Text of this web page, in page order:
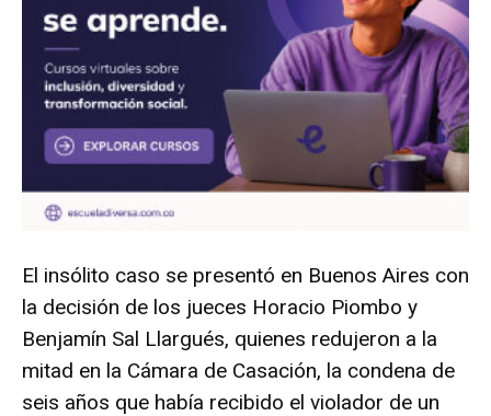
El insólito caso se presentó en Buenos Aires con
la decisión de los jueces Horacio Piombo y
Benjamín Sal Llargués, quienes redujeron a la
mitad en la Cámara de Casación, la condena de
seis años que había recibido el violador de un